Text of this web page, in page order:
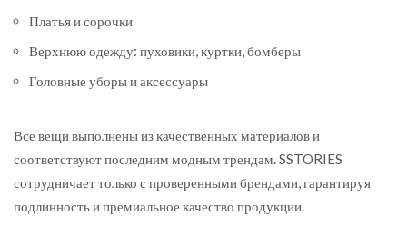
Платья и сорочки
Верхнюю одежду: пуховики, куртки, бомберы
Головные уборы и аксессуары
Все вещи выполнены из качественных материалов и
соответствуют последним модным трендам. SSTORIES
сотрудничает только с проверенными брендами, гарантируя
подлинность и премиальное качество продукции.